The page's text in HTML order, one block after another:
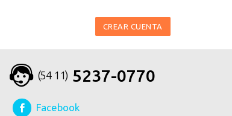
(54 11) 5237-0770
Facebook